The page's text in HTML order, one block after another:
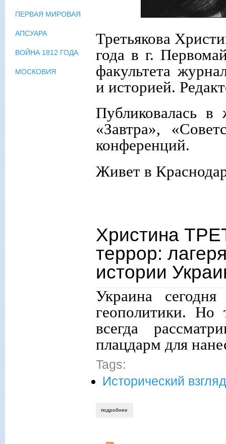
Третьякова
года в г.
факультета
и историей.
Публиковалась
«Завтра»,
конференций.
Живет в
Христина
террор:
истории
Украина
геополитики. Но
всегда
плацдарм для
Tags:
Исторический взгляд
подробнее
ПЕРВАЯ МИРОВАЯ
АПСУАРА
ВОЙНА 1812 ГОДА
МОСКОВИЯ